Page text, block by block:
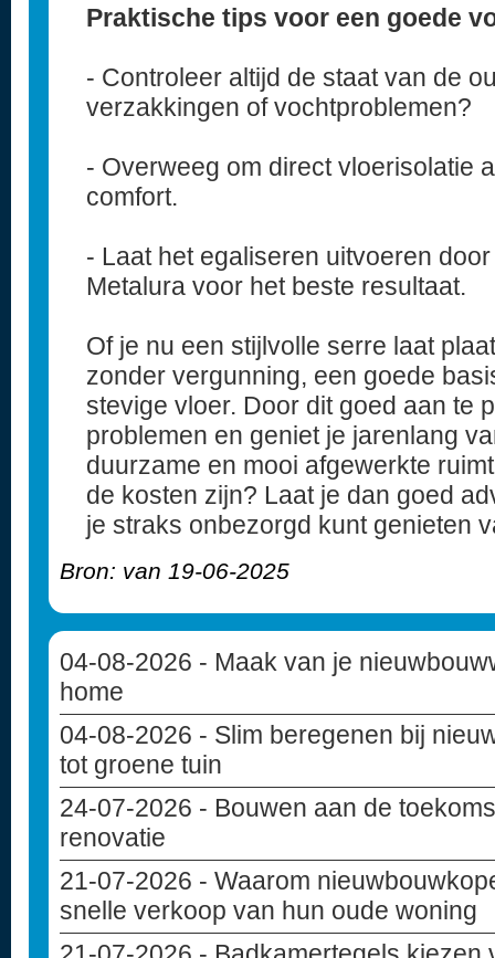
Praktische tips voor een goede
- Controleer altijd de staat van de
verzakkingen of vochtproblemen?
- Overweeg om direct vloerisolatie
comfort.
- Laat het egaliseren uitvoeren
Metalura voor het beste resultaat.
Of je nu een stijlvolle serre laat
zonder vergunning, een goede
stevige vloer. Door dit goed aan te
problemen en geniet je jarenlang
duurzame en mooi afgewerkte
de kosten zijn? Laat je dan goed
je straks onbezorgd kunt genieten
Bron: van 19-06-2025
04-08-2026 - Maak van je
home
04-08-2026 - Slim beregenen bij
tot groene tuin
24-07-2026 - Bouwen aan de
renovatie
21-07-2026 - Waarom
snelle verkoop van hun oude woning